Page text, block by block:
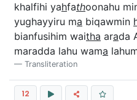
khalfihi yahfathoonahu
yughayyiru ma biqawmin
bianfusihim waitha arada
maradda lahu wama
Transliteration
12